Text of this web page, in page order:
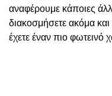
αναφέρουμε κάποιες
διακοσμήσετε ακόμα
έχετε έναν πιο φωτεινό